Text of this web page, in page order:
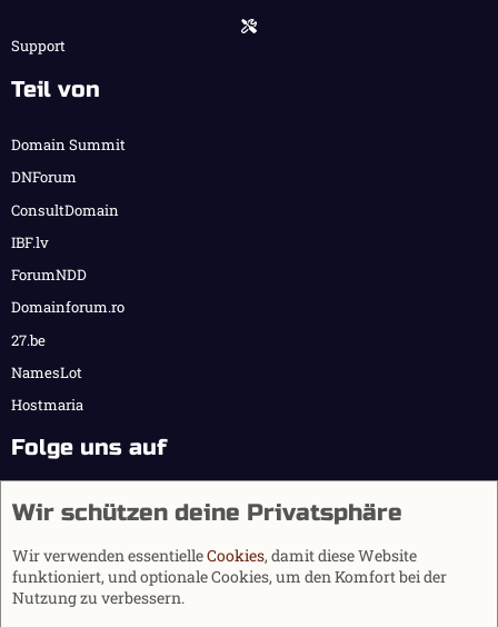
Support
Teil von
Domain Summit
DNForum
ConsultDomain
IBF.lv
ForumNDD
Domainforum.ro
27.be
NamesLot
Hostmaria
Folge uns auf
Wir schützen deine Privatsphäre
Wir verwenden essentielleCookies, damit diese Website
funktioniert, und optionale Cookies, um den Komfort bei der
Nutzung zu verbessern.